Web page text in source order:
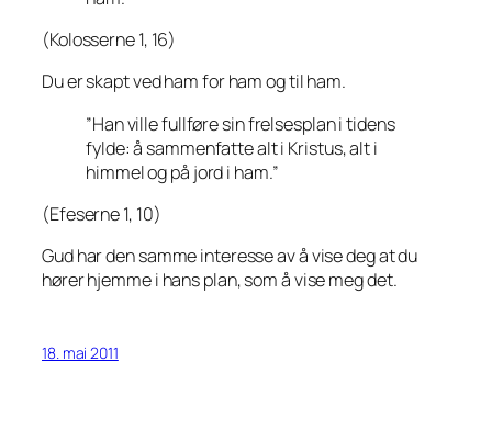
(Kolosserne 1, 16)
Du er skapt ved ham for ham og til ham.
”Han ville fullføre sin frelsesplan i tidens
fylde: å sammenfatte alt i Kristus, alt i
himmel og på jord i ham.”
(Efeserne 1, 10)
Gud har den samme interesse av å vise deg at du
hører hjemme i hans plan, som å vise meg det.
18. mai 2011